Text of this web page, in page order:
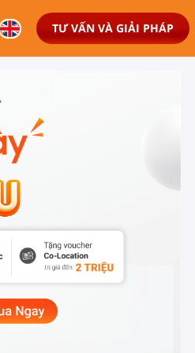
TƯ VẤN VÀ GIẢI PHÁP